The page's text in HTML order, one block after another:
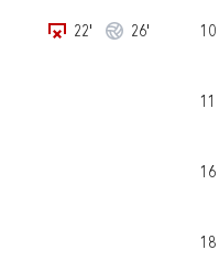
22' 26' 10
11
16
18